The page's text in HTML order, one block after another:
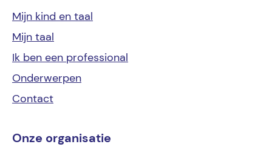
Mijn kind en taal
Mijn taal
Ik ben een professional
Onderwerpen
Contact
Onze organisatie